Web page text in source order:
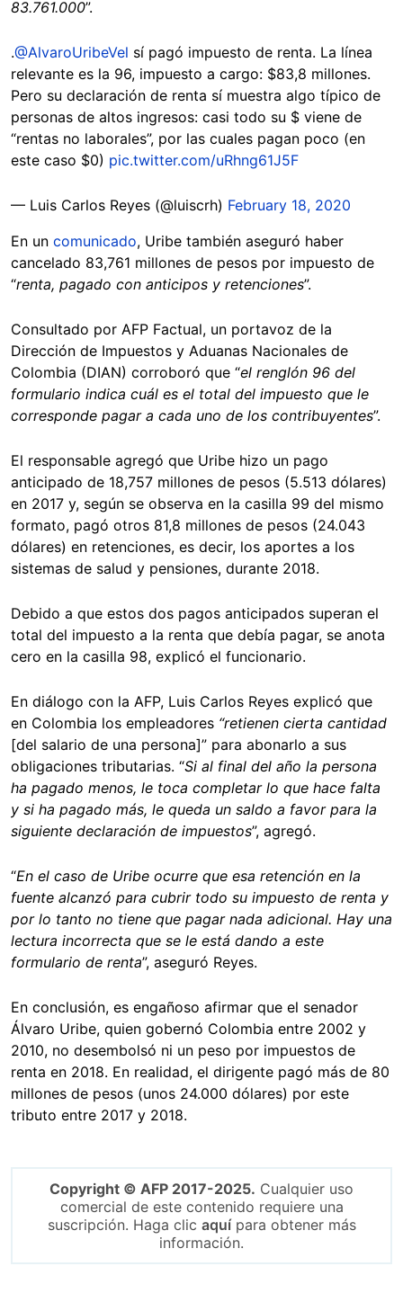
83.761.000”.
.@AlvaroUribeVel sí pagó impuesto de renta. La línea
relevante es la 96, impuesto a cargo: $83,8 millones.
Pero su declaración de renta sí muestra algo típico de
personas de altos ingresos: casi todo su $ viene de
“rentas no laborales”, por las cuales pagan poco (en
este caso $0) pic.twitter.com/uRhng61J5F
— Luis Carlos Reyes (@luiscrh) February 18, 2020
En un comunicado, Uribe también aseguró haber
cancelado 83,761 millones de pesos por impuesto de
“renta, pagado con anticipos y retenciones”.
Consultado por AFP Factual, un portavoz de la
Dirección de Impuestos y Aduanas Nacionales de
Colombia (DIAN) corroboró que “el renglón 96 del
formulario indica cuál es el total del impuesto que le
corresponde pagar a cada uno de los contribuyentes”.
El responsable agregó que Uribe hizo un pago
anticipado de 18,757 millones de pesos (5.513 dólares)
en 2017 y, según se observa en la casilla 99 del mismo
formato, pagó otros 81,8 millones de pesos (24.043
dólares) en retenciones, es decir, los aportes a los
sistemas de salud y pensiones, durante 2018.
Debido a que estos dos pagos anticipados superan el
total del impuesto a la renta que debía pagar, se anota
cero en la casilla 98, explicó el funcionario.
En diálogo con la AFP, Luis Carlos Reyes explicó que
en Colombia los empleadores “retienen cierta cantidad
[del salario de una persona]” para abonarlo a sus
obligaciones tributarias. “Si al final del año la persona
ha pagado menos, le toca completar lo que hace falta
y si ha pagado más, le queda un saldo a favor para la
siguiente declaración de impuestos”, agregó.
“En el caso de Uribe ocurre que esa retención en la
fuente alcanzó para cubrir todo su impuesto de renta y
por lo tanto no tiene que pagar nada adicional. Hay una
lectura incorrecta que se le está dando a este
formulario de renta”, aseguró Reyes.
En conclusión, es engañoso afirmar que el senador
Álvaro Uribe, quien gobernó Colombia entre 2002 y
2010, no desembolsó ni un peso por impuestos de
renta en 2018. En realidad, el dirigente pagó más de 80
millones de pesos (unos 24.000 dólares) por este
tributo entre 2017 y 2018.
Copyright © AFP 2017-2025. Cualquier uso
comercial de este contenido requiere una
suscripción. Haga clic aquípara obtener más
información.